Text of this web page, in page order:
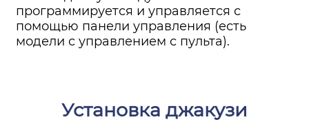
программируется и управляется с
помощью панели управления (есть
модели с управлением с пульта).
Установка джакузи